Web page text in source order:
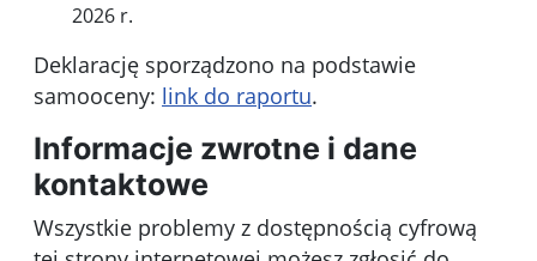
2026 r.
Deklarację sporządzono na podstawie
samooceny: link do raportu.
Informacje zwrotne i dane
kontaktowe
Wszystkie problemy z dostępnością cyfrową